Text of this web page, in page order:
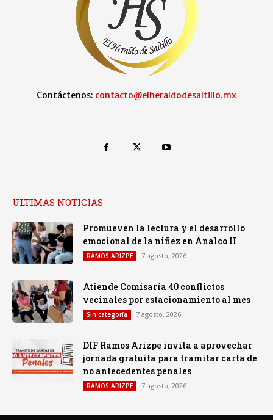
Contáctenos: contacto@elheraldodesaltillo.mx
ULTIMAS NOTICIAS
Promueven la lectura y el desarrollo
emocional de la niñez en Analco II
RAMOS ARIZPE 7 agosto, 2026
Atiende Comisaría 40 conflictos
vecinales por estacionamiento al mes
Sin categoría 7 agosto, 2026
DIF Ramos Arizpe invita a aprovechar
jornada gratuita para tramitar carta de
no antecedentes penales
RAMOS ARIZPE 7 agosto, 2026